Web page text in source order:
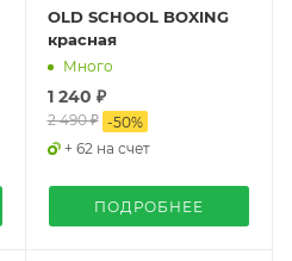
OLD SCHOOL BOXING
красная
Много
1 240 ₽
2 490 ₽ -50%
+ 62 на счет
ПОДРОБНЕЕ